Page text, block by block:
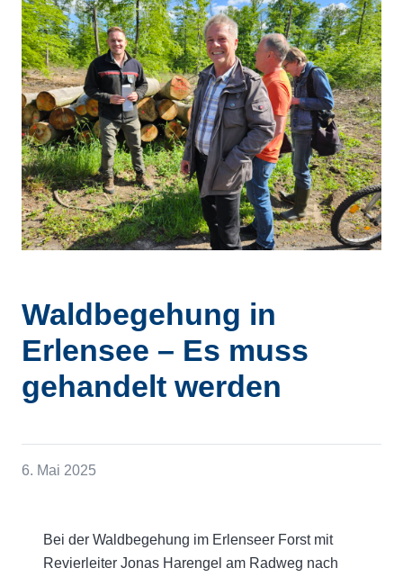
Waldbegehung in
Erlensee – Es muss
gehandelt werden
6. Mai 2025
Bei der Waldbegehung im Erlenseer Forst mit
Revierleiter Jonas Harengel am Radweg nach